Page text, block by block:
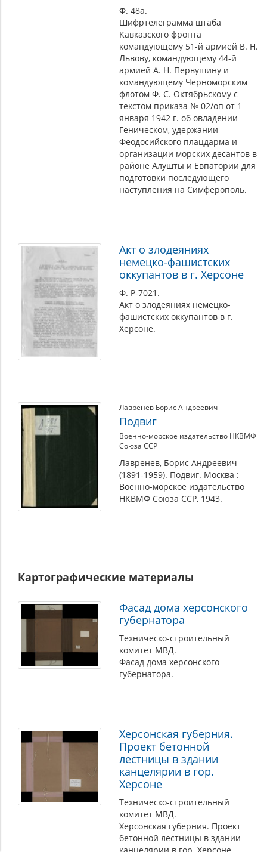
Ф. 48а.
Шифртелеграмма штаба
Кавказского фронта
командующему 51-й армией В. Н.
Львову, командующему 44-й
армией А. Н. Первушину и
командующему Черноморским
флотом Ф. С. Октябрьскому с
текстом приказа № 02/оп от 1
января 1942 г. об овладении
Геническом, удержании
Феодосийского плацдарма и
организации морских десантов в
районе Алушты и Евпатории для
подготовки последующего
наступления на Симферополь.
Акт о злодеяниях
немецко-фашистских
оккупантов в г. Херсоне
Ф. Р-7021.
Акт о злодеяниях немецко-
фашистских оккупантов в г.
Херсоне.
Лавренев Борис Андреевич
Подвиг
Военно-морское издательство НКВМФ
Союза ССР
Лавренев, Борис Андреевич
(1891-1959). Подвиг. Москва :
Военно-морское издательство
НКВМФ Союза ССР, 1943.
Картографические материалы
Фасад дома херсонского
губернатора
Техническо-строительный
комитет МВД.
Фасад дома херсонского
губернатора.
Херсонская губерния.
Проект бетонной
лестницы в здании
канцелярии в гор.
Херсоне
Техническо-строительный
комитет МВД.
Херсонская губерния. Проект
бетонной лестницы в здании